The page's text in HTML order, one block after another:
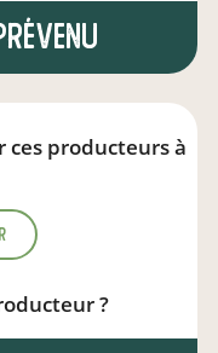
ces producteurs à
?